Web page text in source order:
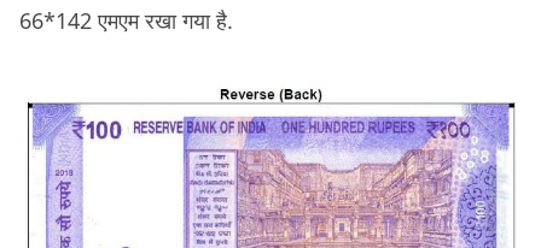
66*142 एमएम रखा गया है.